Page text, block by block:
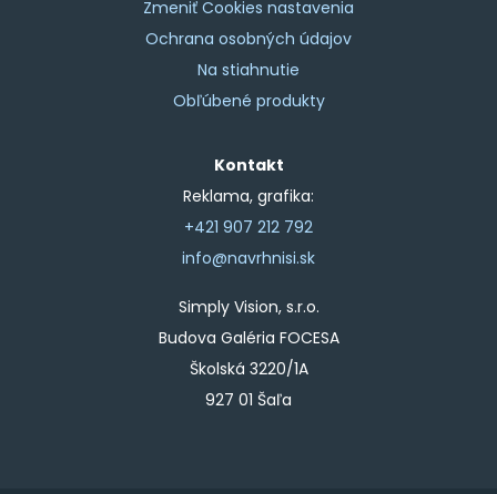
Zmeniť Cookies nastavenia
Ochrana osobných údajov
Na stiahnutie
Obľúbené produkty
Kontakt
Reklama, grafika:
+421 907 212 792
info@navrhnisi.sk
Simply Vision, s.r.o.
Budova Galéria FOCESA
Školská 3220/1A
927 01 Šaľa